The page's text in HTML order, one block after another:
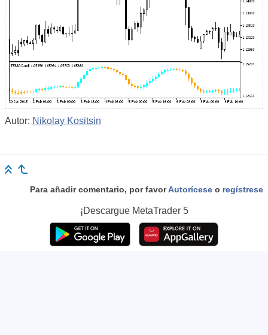
Autor: Nikolay Kositsin
Para añadir comentario, por favorAutorícese o regístrese
¡Descargue MetaTrader 5